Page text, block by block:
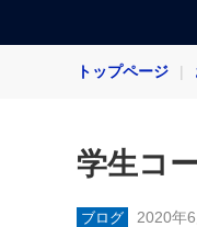
トップページ
学生コ
ブログ 2020年